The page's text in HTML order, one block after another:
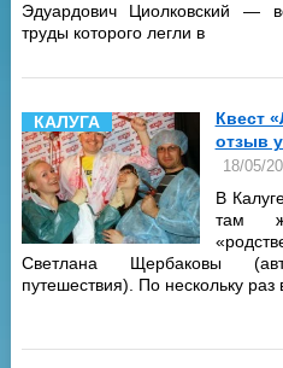
Эдуардович Циолковский —
труды которого легли в
КАЛУГА
Квест
отзыв
18/05/
В
там
Светлана Щербаковы
путешествия). По нескольку